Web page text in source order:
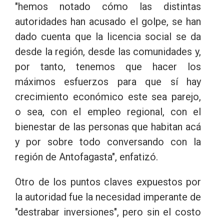
"hemos notado cómo las distintas
autoridades han acusado el golpe, se han
dado cuenta que la licencia social se da
desde la región, desde las comunidades y,
por tanto, tenemos que hacer los
máximos esfuerzos para que sí hay
crecimiento económico este sea parejo,
o sea, con el empleo regional, con el
bienestar de las personas que habitan acá
y por sobre todo conversando con la
región de Antofagasta", enfatizó.
Otro de los puntos claves expuestos por
la autoridad fue la necesidad imperante de
"destrabar inversiones", pero sin el costo